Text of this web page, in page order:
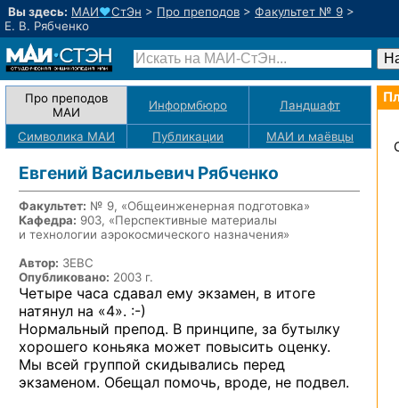
Вы здесь: МАИ♥СтЭн > Про преподов > Факультет № 9 >
Е. В. Рябченко
Про преподов
МАИ
Информбюро Ландшафт
Символика МАИ Публикации МАИ и маёвцы
Евгений Васильевич Рябченко
Факультет: № 9, «Общеинженерная подготовка»
Кафедра: 903, «Перспективные материалы
и технологии аэрокосмического назначения»
Автор: 3EBC
Опубликовано: 2003 г.
Четыре часа сдавал ему экзамен, в итоге
натянул на «4». :-)
Нормальный препод. В принципе, за бутылку
хорошего коньяка может повысить оценку.
Мы всей группой скидывались перед
экзаменом. Обещал помочь, вроде, не подвел.